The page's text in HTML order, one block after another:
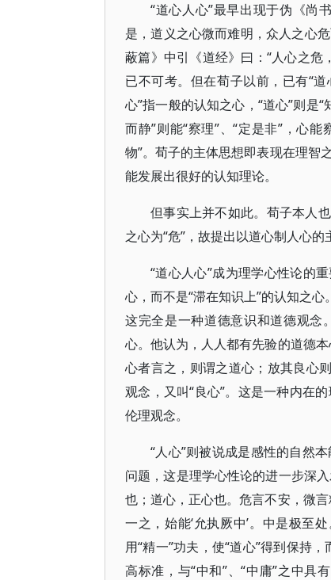
“道心人心”最早出现于伪《尚
是，道义之心微而难明，众人之心
蔽篇》中引《道经》曰：“人心之危
已不可考。但在荀子以前，已有“
心”指一般的认知之心，“道心”则是
而静”则能“察理”、“定是非”，心
物”。荀子的主体思想即表现在理智
能发展出很好的认知理论。
但事实上并不如此。荀子本人
之心为“危”，故提出以道心制人心的
“道心人心”成为理学心性论的
心，而不是“滞在知识上”的认知之心
这完全是一种道德意识和道德观念
心。他认为，人人都有先验的道德
心者言之，则谓之道心；放其良心
观念，又叫“良心”。这是一种内在
伦理观念。
“人心”则被说成是感性的自然
问题，这是理学心性论的进一步深
也；道心，正心也。危言不安，微
一之，始能‘允执厥中’。中是极至
用“精一”功夫，使“道心”得到保持
高标准，与“中和”、“中庸”之中具